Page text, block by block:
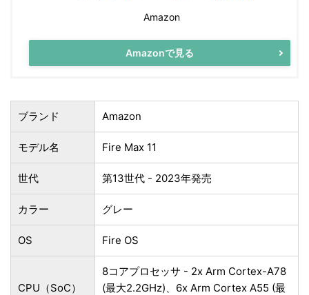
Amazon
Amazonで見る
ブランド Amazon
モデル名 Fire Max 11
世代 第13世代 - 2023年発売
カラー グレー
OS Fire OS
CPU（SoC）
8コアプロセッサ - 2x Arm Cortex-A78
(最大2.2GHz)、6x Arm Cortex A55 (最